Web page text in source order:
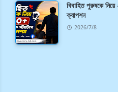
বিবাহিত পুরুষকে
ক্যাপশন
2026/7/8